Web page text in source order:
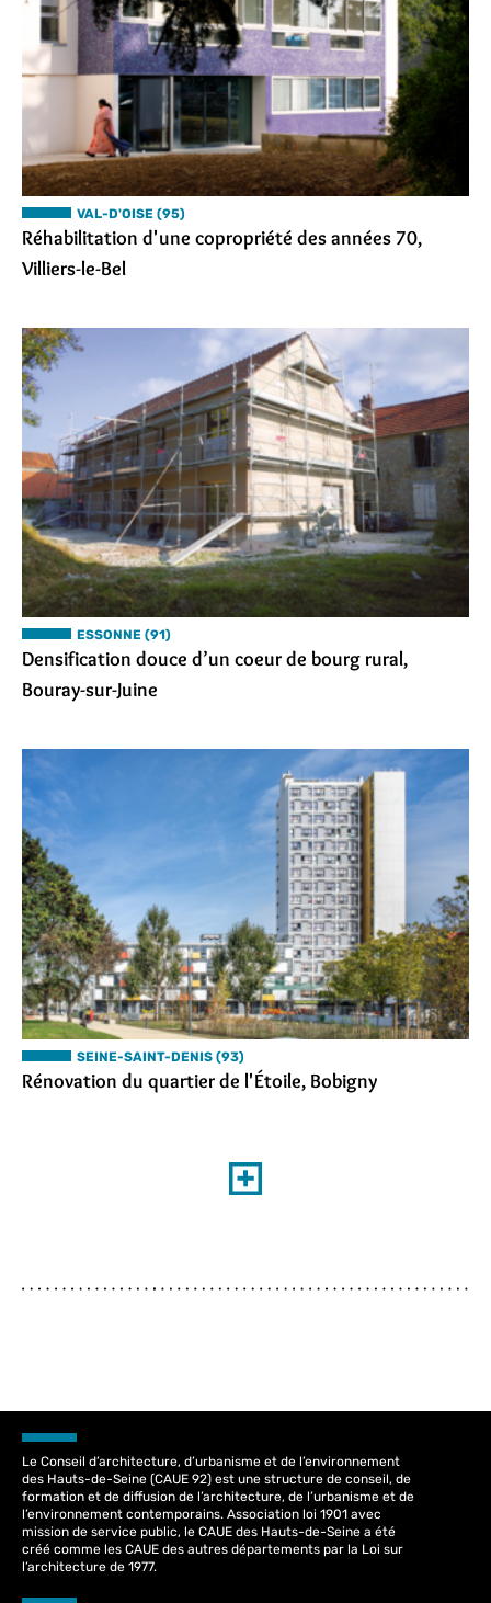
VAL-D'OISE (95)
Réhabilitation d'une copropriété des années 70,
Villiers-le-Bel
ESSONNE (91)
Densification douce d’un coeur de bourg rural,
Bouray-sur-Juine
SEINE-SAINT-DENIS (93)
Rénovation du quartier de l'Étoile, Bobigny
Le Conseil d’architecture, d’urbanisme et de l’environnement
des Hauts-de-Seine (CAUE 92) est une structure de conseil, de
formation et de diffusion de l’architecture, de l’urbanisme et de
l’environnement contemporains. Association loi 1901 avec
mission de service public, le CAUE des Hauts-de-Seine a été
créé comme les CAUE des autres départements par la Loi sur
l’architecture de 1977.